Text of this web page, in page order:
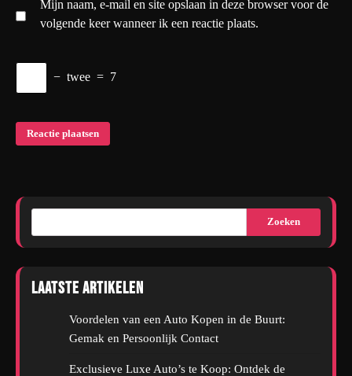
Mijn naam, e-mail en site opslaan in deze browser voor de
volgende keer wanneer ik een reactie plaats.
− twee = 7
Zoeken
Laatste artikelen
Voordelen van een Auto Kopen in de Buurt:
Gemak en Persoonlijk Contact
Exclusieve Luxe Auto’s te Koop: Ontdek de